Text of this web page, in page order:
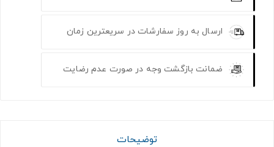
ارسال به روز سفارشات در سریعترین زمان
ضمانت بازگشت وجه در صورت عدم رضایت
توضیحات